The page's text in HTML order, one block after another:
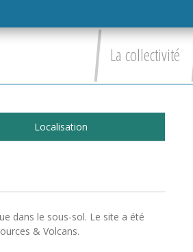
La collectivité
Localisation
dans le sous-sol. Le site a été
& Volcans.